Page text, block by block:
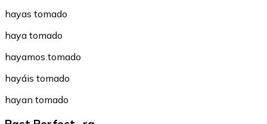
hayas tomado
haya tomado
hayamos tomado
hayáis tomado
hayan tomado